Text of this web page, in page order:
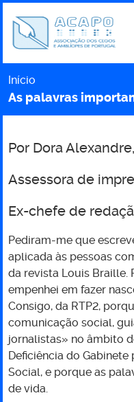
Caminho
Início
As palavras
As
palavras
importam?
Sim,
e
muito.
Por Dora Alexandre,
Assessora de
Ex-chefe de
Pediram-me que
aplicada às pessoas
da revista Louis Braille.
empenhei em fazer
Consigo, da RTP2,
comunicação social,
jornalistas» no âmbito
Deficiência do
Social, e porque as
de vida.